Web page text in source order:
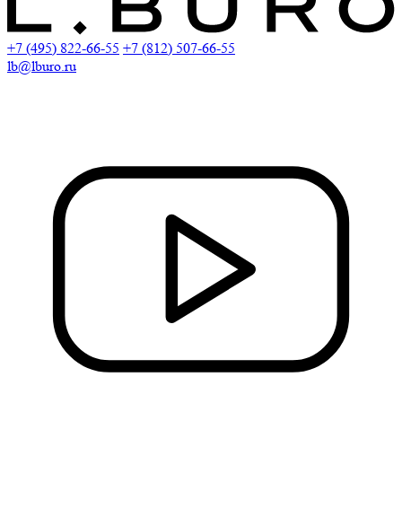
+7 (495) 822-66-55 +7 (812) 507-66-55
lb@lburo.ru